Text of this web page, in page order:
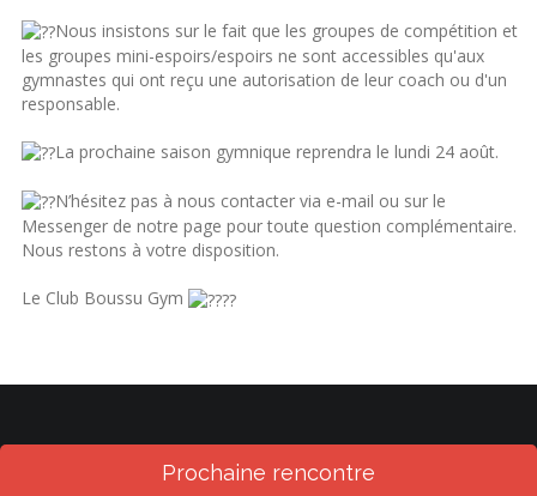
Nous insistons sur le fait que les groupes de compétition et
les groupes mini-espoirs/espoirs ne sont accessibles qu'aux
gymnastes qui ont reçu une autorisation de leur coach ou d'un
responsable.
La prochaine saison gymnique reprendra le lundi 24 août.
N’hésitez pas à nous contacter via e-mail ou sur le
Messenger de notre page pour toute question complémentaire.
Nous restons à votre disposition.
Le Club Boussu Gym
Prochaine rencontre